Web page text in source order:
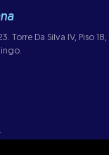
Torre Da Silva IV, Piso 18,